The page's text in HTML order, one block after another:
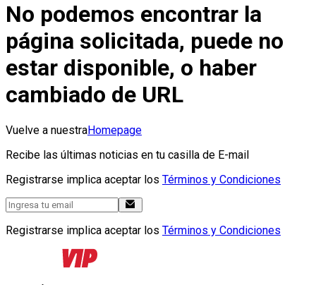
No podemos encontrar la
página solicitada, puede no
estar disponible, o haber
cambiado de URL
Vuelve a nuestraHomepage
Recibe las últimas noticias en tu casilla de E-mail
Registrarse implica aceptar los Términos y Condiciones
Registrarse implica aceptar los Términos y Condiciones